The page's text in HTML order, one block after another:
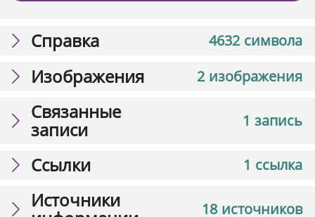
4632 символа
Справка
2 изображения
Изображения
1 запись
Связанные
записи
1 ссылка
Ссылки
18 источников
Источники